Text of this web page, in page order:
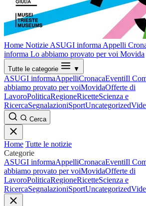
Home Notizie ASUGI informa Appelli
informa Lo abbiamo provato per voi Movida
Tutte le categorie ▼
ASUGI informaAppelliCronacaEventiIl
abbiamo provato per voiMovidaOfferte di
LavoroPoliticaRegioneRicetteScienza e
RicercaSegnalazioniSportUncategorized
Cerca
Home Tutte le notizie
Categorie
ASUGI informaAppelliCronacaEventiIl
abbiamo provato per voiMovidaOfferte di
LavoroPoliticaRegioneRicetteScienza e
RicercaSegnalazioniSportUncategorized